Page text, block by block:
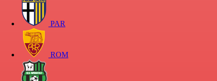
PAR
ROM